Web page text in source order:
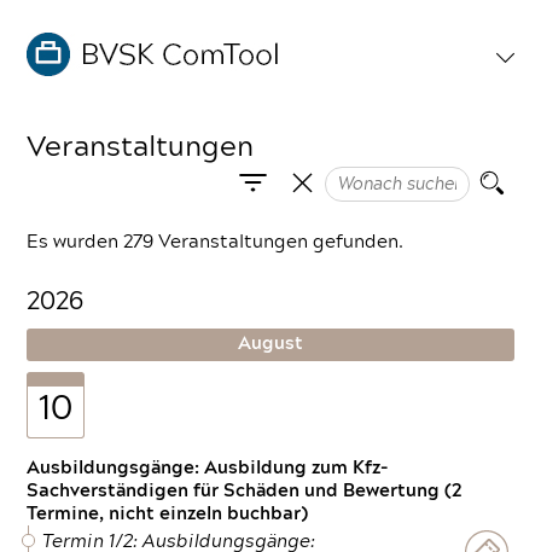
Veranstaltungen
Es wurden 279 Veranstaltungen gefunden.
2026
August
10
Ausbildungsgänge: Ausbildung zum Kfz-
Sachverständigen für Schäden und Bewertung (2
Termine, nicht einzeln buchbar)
Termin 1/2: Ausbildungsgänge: